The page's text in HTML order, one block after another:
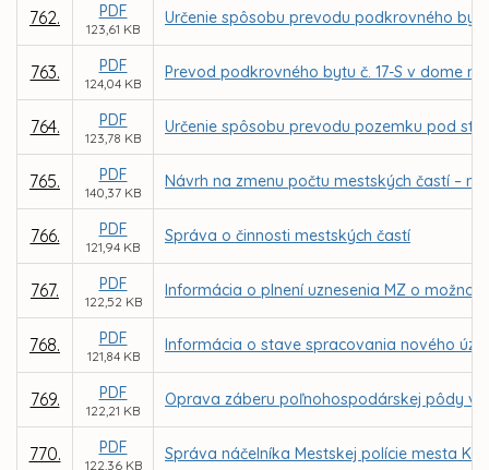
762. PDF
123,61 KB
Určenie spôsobu prevodu podkrovného
763. PDF
124,04 KB
Prevod podkrovného bytu č. 17-S v dome
764. PDF
123,78 KB
Určenie spôsobu prevodu pozemku pod
765. PDF
140,37 KB
Návrh na zmenu počtu mestských častí –
766. PDF
121,94 KB
Správa o činnosti mestských častí
767. PDF
122,52 KB
Informácia o plnení uznesenia MZ o
768. PDF
121,84 KB
Informácia o stave spracovania nového
769. PDF
122,21 KB
Oprava záberu poľnohospodárskej pôdy v
770. PDF
122,36 KB
Správa náčelníka Mestskej polície mesta